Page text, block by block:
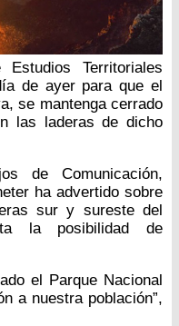
Territoriales
de ayer para que el
se mantenga cerrado
las laderas de dicho
de Comunicación,
ha advertido sobre
sur y sureste del
la posibilidad de
el Parque Nacional
a nuestra población”,